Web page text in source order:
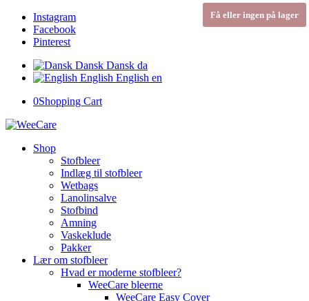
Instagram
Facebook
Pinterest
Dansk Dansk da
English English en
0Shopping Cart
Shop
Stofbleer
Indlæg til stofbleer
Wetbags
Lanolinsalve
Stofbind
Amning
Vaskeklude
Pakker
Lær om stofbleer
Hvad er moderne stofbleer?
WeeCare bleerne
WeeCare Easy Cover
Få eller ingen på lager